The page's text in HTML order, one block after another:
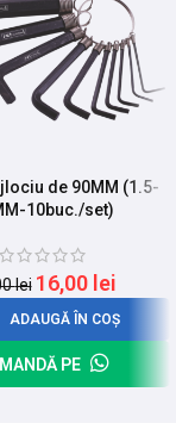
de 90MM (1.5-
10buc./set)
lei 16,00 lei
ADAUGĂ ÎN COȘ
PE